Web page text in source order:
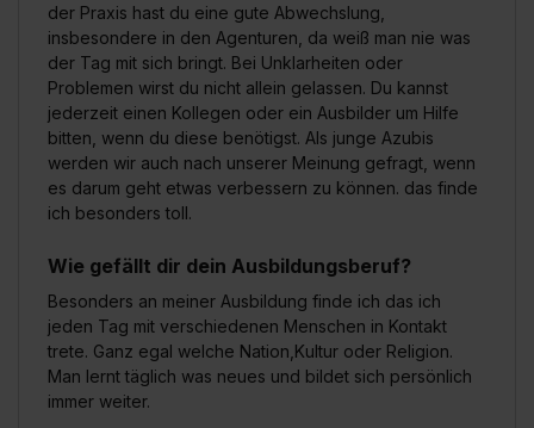
der Praxis hast du eine gute Abwechslung,
insbesondere in den Agenturen, da weiß man nie was
der Tag mit sich bringt. Bei Unklarheiten oder
Problemen wirst du nicht allein gelassen. Du kannst
jederzeit einen Kollegen oder ein Ausbilder um Hilfe
bitten, wenn du diese benötigst. Als junge Azubis
werden wir auch nach unserer Meinung gefragt, wenn
es darum geht etwas verbessern zu können. das finde
ich besonders toll.
Wie gefällt dir dein Ausbildungsberuf?
Besonders an meiner Ausbildung finde ich das ich
jeden Tag mit verschiedenen Menschen in Kontakt
trete. Ganz egal welche Nation,Kultur oder Religion.
Man lernt täglich was neues und bildet sich persönlich
immer weiter.